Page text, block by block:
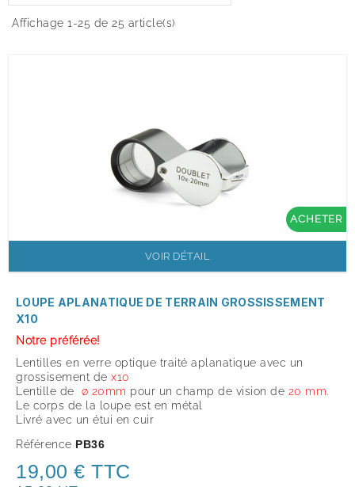
Affichage 1-25 de 25 article(s)
ACHETER
VOIR DÉTAIL
LOUPE APLANATIQUE DE TERRAIN GROSSISSEMENT
X10
Notre préférée!
Lentilles en verre optique traité aplanatique avec un
grossisement de x10
Lentille de ø 20mm pour un champ de vision de 20 mm
Le corps de la loupe est en métal
Livré avec un étui en cuir
Référence PB36
19,00 € TTC